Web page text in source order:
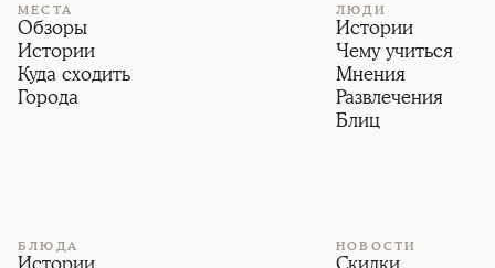
МЕСТА
Обзоры
Истории
Куда сходить
Города
ЛЮДИ
Истории
Чему учиться
Мнения
Развлечения
Блиц
БЛЮДА НОВОСТИ